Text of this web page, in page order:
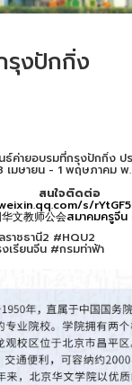
รุงปักกิ่ง
ธ์ค่ายอบรมที่กรุงปักกิ่ง ป
เมษายน - 1 พฤษภาคม พ
สนใจติดต่อ
s/
文教师公会สมาคมครูจีน
ราชธานี2 #HQU2
เรียนจีน #กรมท่าฟ้า